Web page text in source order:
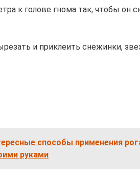
к голове гнома так, чтобы он
и приклеить снежинки,
способы применения
руками